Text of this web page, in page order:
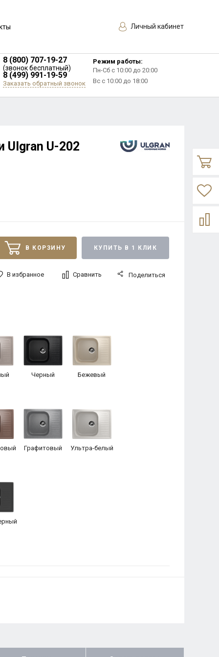
Личный кабинет
8 (800) 707-19-27
(звонок бесплатный)
8 (499) 991-19-59
Заказать обратный звонок
Режим работы:
Пн-Сб с 10:00 до 20:00
Вс с 10:00 до 18:00
Ulgran U-202
В КОРЗИНУ КУПИТЬ В 1 КЛИК
В избранное Сравнить Поделиться
Черный Бежевый
Графитовый Ультра-белый